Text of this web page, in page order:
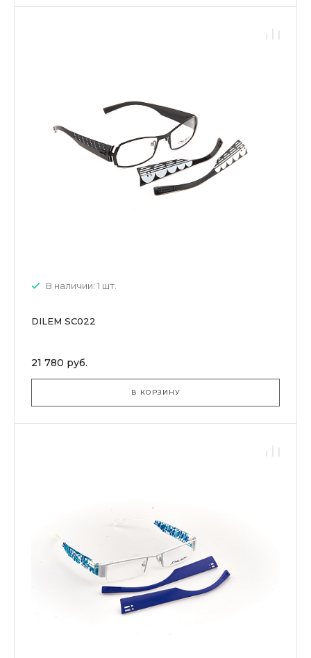
В наличии: 1 шт.
DILEM SC022
21 780 руб.
В КОРЗИНУ